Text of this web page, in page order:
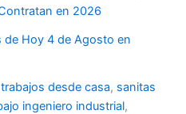
en 2026
de Hoy 4 de Agosto en
trabajos desde casa, sanitas
ingeniero industrial,